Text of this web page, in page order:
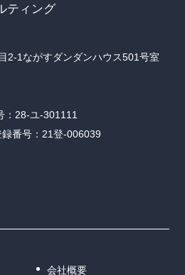
ティング
2-1ながすダンダンハウス501号室
：28-ユ-301111
番号：21登-006039
会社概要